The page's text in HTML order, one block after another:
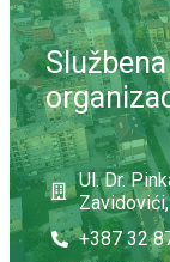
Ul. Dr.
+387 32